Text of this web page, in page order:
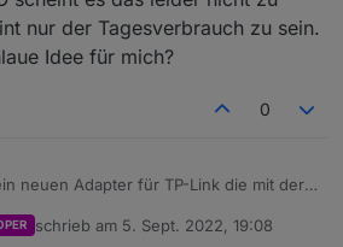
03 17:05:41.444  -
17:05:41.445  -
17:05:57.466  -
Zugangsdaten eingeben
auf true setzen steuert den
nur der Tagesverbrauch zu sein.
Idee für mich?
0
Adapter für TP-Link die mit der
sich über die Cloud ein um alle
er sich lokal mit username und
schrieb am 5. Sept. 2022, 19:08
zuletzt editiert von